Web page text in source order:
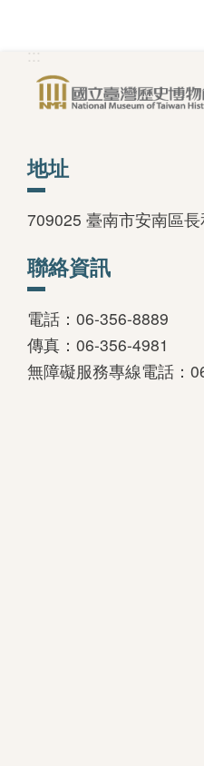
服
臺
史
服
務
信
箱
下
:::
地址
709025 臺南市安南區
聯絡資訊
電話：06-356-8889
傳真：06-356-4981
無障礙服務專線電話：